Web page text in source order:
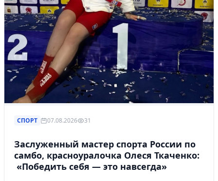
СПОРТ 07.08.2026 31
Заслуженный мастер спорта России по
самбо, красноуралочка Олеся Ткаченко:
«Победить себя — это навсегда»